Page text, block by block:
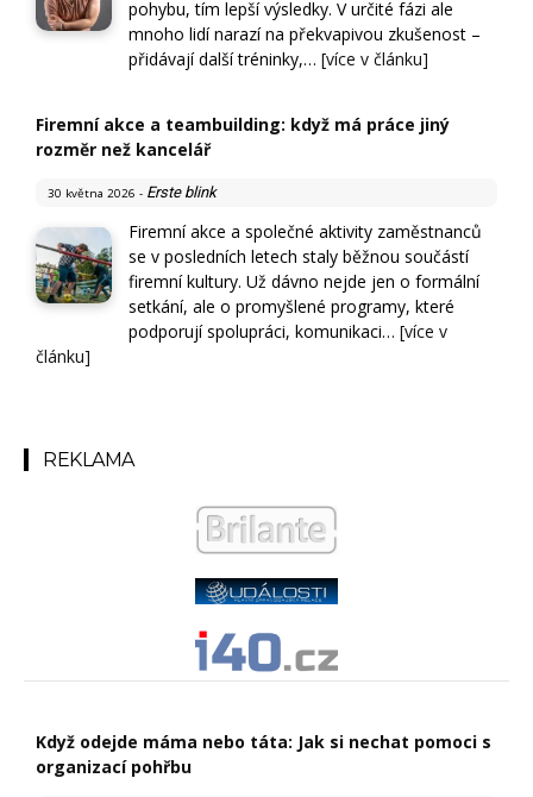
pohybu, tím lepší výsledky. V určité fázi ale
mnoho lidí narazí na překvapivou zkušenost –
přidávají další tréninky,… [více v článku]
Firemní akce a teambuilding: když má práce jiný
rozměr než kancelář
30 května 2026 - Erste blink
Firemní akce a společné aktivity zaměstnanců
se v posledních letech staly běžnou součástí
firemní kultury. Už dávno nejde jen o formální
setkání, ale o promyšlené programy, které
podporují spolupráci, komunikaci… [více v
článku]
REKLAMA
Když odejde máma nebo táta: Jak si nechat pomoci s
organizací pohřbu